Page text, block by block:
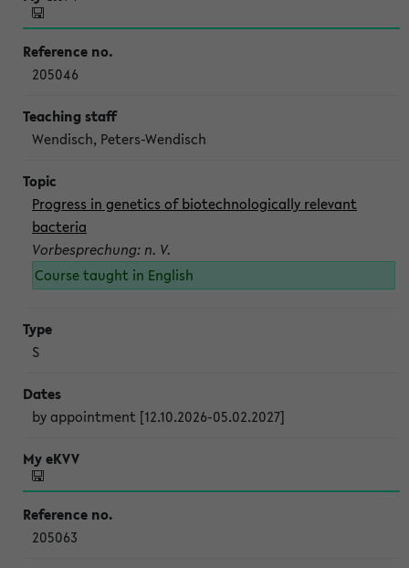
205046
Wendisch, Peters-Wendisch
Progress in genetics of biotechnologically relevant
bacteria
Vorbesprechung: n. V.
Course taught in English
S
by appointment [12.10.2026-05.02.2027]
205063